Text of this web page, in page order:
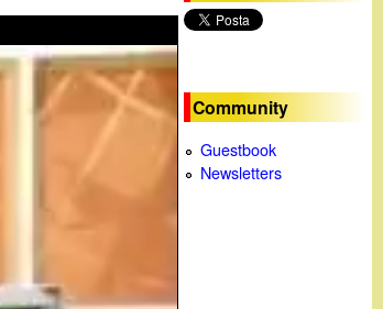
c
a
Community
Guestbook
Newsletters